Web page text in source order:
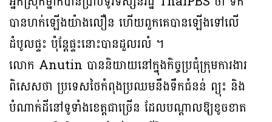
បានហក់ឡើងយ៉ាងលឿន ហើយពួកគេបានឡើងទៅលើ
ដំបូលផ្ទះ ប៉ុន្តែផ្ទះនោះបានដួលរលំ ។
លោក Anutin បាននិយាយនៅក្នុងកិច្ចប្រជុំក្រុមការងារ
ពិសេសថា ប្រទេសថៃកំពុងប្រឈមនឹងទឹកជំនន់ ព្យុះ និង
បំណាក់ដីនៅទូទាំងខេត្តជាច្រើន ដែលបណ្តាលឱ្យខូចខាត